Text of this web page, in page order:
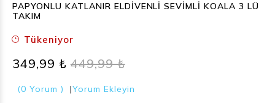
PAPYONLU KATLANIR ELDİVENLİ SEVİMLİ KOALA 3 LÜ
TAKIM
Tükeniyor
349,99 ₺ 449,99 ₺
(0 Yorum ) |Yorum Ekleyin